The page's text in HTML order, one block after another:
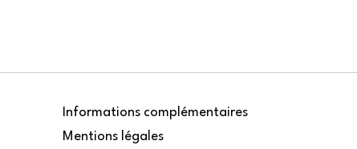
Informations complémentaires
Mentions légales